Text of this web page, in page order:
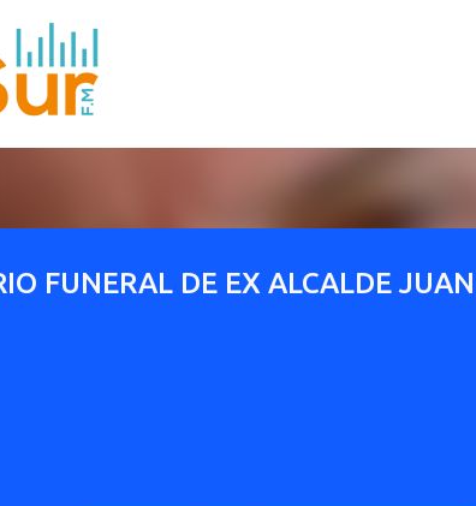
FUNERAL DE EX ALCALDE JUAN